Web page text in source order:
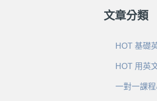
文章分類
HOT 基礎
HOT 用英
一對一課